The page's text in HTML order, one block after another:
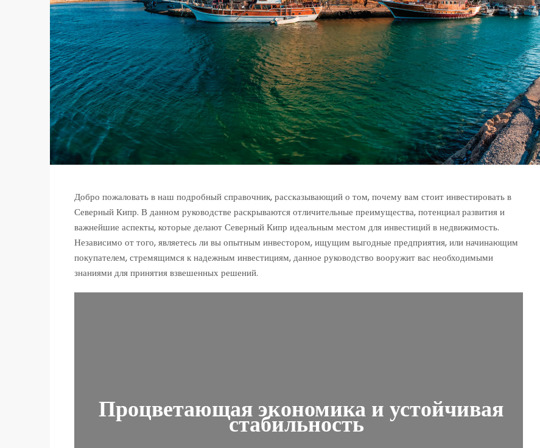
Добро пожаловать в наш подробный справочник, рассказывающий о том, почему вам стоит инвестировать в
Северный Кипр. В данном руководстве раскрываются отличительные преимущества, потенциал развития и
важнейшие аспекты, которые делают Северный Кипр идеальным местом для инвестиций в недвижимость.
Независимо от того, являетесь ли вы опытным инвестором, ищущим выгодные предприятия, или начинающим
покупателем, стремящимся к надежным инвестициям, данное руководство вооружит вас необходимыми
знаниями для принятия взвешенных решений.
Процветающая экономика и устойчивая
стабильность